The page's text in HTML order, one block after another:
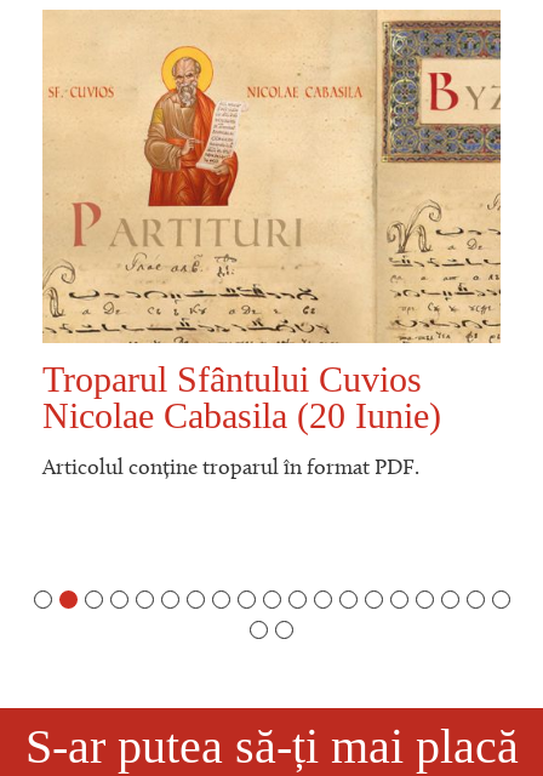
Troparul Sfântului Cuvios
Nicolae Cabasila (20 Iunie)
Articolul conține troparul în format PDF.
S-ar putea să-ți mai placă